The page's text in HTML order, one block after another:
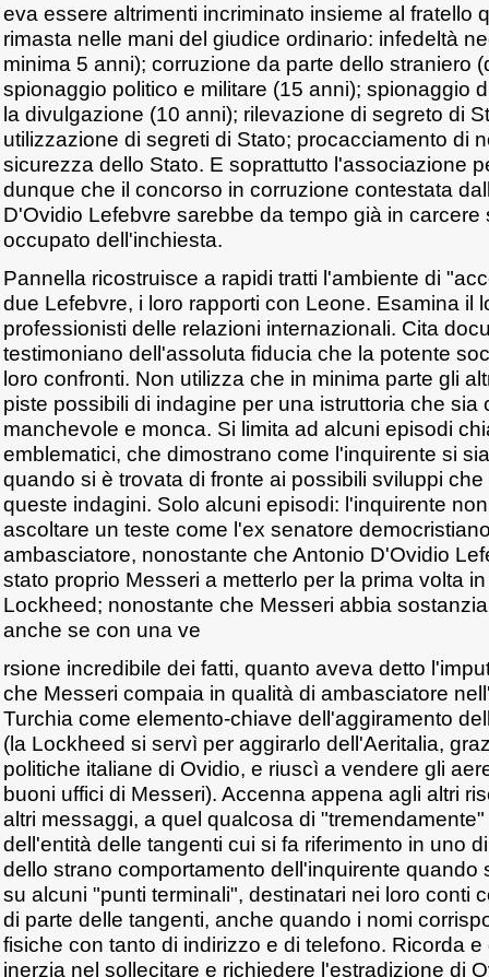
eva essere altrimenti incriminato insieme al fratello
rimasta nelle mani del giudice ordinario: infedeltà
minima 5 anni); corruzione da parte dello straniero
spionaggio politico e militare (15 anni); spionaggio
la divulgazione (10 anni); rilevazione di segreto di
utilizzazione di segreti di Stato; procacciamento di
sicurezza dello Stato. E soprattutto l'associazione
dunque che il concorso in corruzione contestata
D'Ovidio Lefebvre sarebbe da tempo già in carcere
occupato dell'inchiesta.
Pannella ricostruisce a rapidi tratti l'ambiente di
due Lefebvre, i loro rapporti con Leone. Esamina il
professionisti delle relazioni internazionali. Cita
testimoniano dell'assoluta fiducia che la potente
loro confronti. Non utilizza che in minima parte gli
piste possibili di indagine per una istruttoria che sia
manchevole e monca. Si limita ad alcuni episodi
emblematici, che dimostrano come l'inquirente si
quando si è trovata di fronte ai possibili sviluppi
queste indagini. Solo alcuni episodi: l'inquirente
ascoltare un teste come l'ex senatore
ambasciatore, nonostante che Antonio D'Ovidio
stato proprio Messeri a metterlo per la prima volta
Lockheed; nonostante che Messeri abbia
anche se con una ve
rsione incredibile dei fatti, quanto aveva detto
che Messeri compaia in qualità di ambasciatore
Turchia come elemento-chiave dell'aggiramento
(la Lockheed si servì per aggirarlo dell'Aeritalia,
politiche italiane di Ovidio, e riuscì a vendere gli
buoni uffici di Messeri). Accenna appena agli altri
altri messaggi, a quel qualcosa di
dell'entità delle tangenti cui si fa riferimento in uno
dello strano comportamento dell'inquirente quando
su alcuni "punti terminali", destinatari nei loro conti
di parte delle tangenti, anche quando i nomi
fisiche con tanto di indirizzo e di telefono. Ricorda
inerzia nel sollecitare e richiedere l'estradizione di